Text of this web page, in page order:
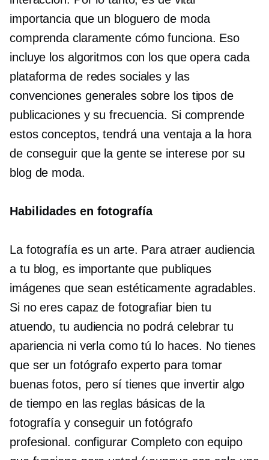
importancia que un bloguero de moda
comprenda claramente cómo funciona. Eso
incluye los algoritmos con los que opera cada
plataforma de redes sociales y las
convenciones generales sobre los tipos de
publicaciones y su frecuencia. Si comprende
estos conceptos, tendrá una ventaja a la hora
de conseguir que la gente se interese por su
blog de moda.
Habilidades en fotografía
La fotografía es un arte. Para atraer audiencia
a tu blog, es importante que publiques
imágenes que sean estéticamente agradables.
Si no eres capaz de fotografiar bien tu
atuendo, tu audiencia no podrá celebrar tu
apariencia ni verla como tú lo haces. No tienes
que ser un fotógrafo experto para tomar
buenas fotos, pero sí tienes que invertir algo
de tiempo en las reglas básicas de la
fotografía y conseguir un fotógrafo
profesional. configurarCompleto con equipo